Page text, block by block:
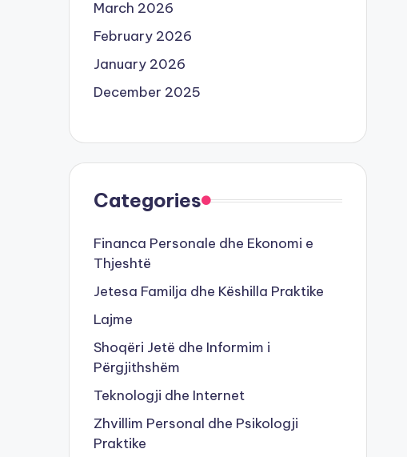
March 2026
February 2026
January 2026
December 2025
Categories
Financa Personale dhe Ekonomi e
Thjeshtë
Jetesa Familja dhe Këshilla Praktike
Lajme
Shoqëri Jetë dhe Informim i
Përgjithshëm
Teknologji dhe Internet
Zhvillim Personal dhe Psikologji
Praktike